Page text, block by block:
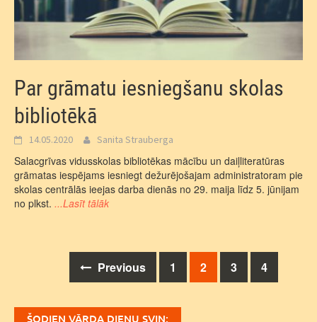
Par grāmatu iesniegšanu skolas
bibliotēkā
14.05.2020 Sanita Strauberga
Salacgrīvas vidusskolas bibliotēkas mācību un daiļliteratūras
grāmatas iespējams iesniegt dežurējošajam administratoram pie
skolas centrālās ieejas darba dienās no 29. maija līdz 5. jūnijam
no plkst. ...Lasīt tālāk
Previous 1 2 3 4
ŠODIEN VĀRDA DIENU SVIN: